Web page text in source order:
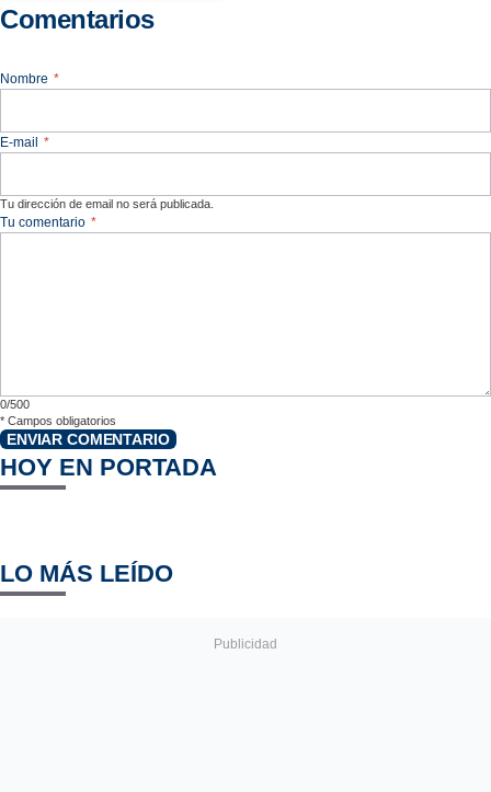
Comentarios
Nombre *
E-mail *
Tu dirección de email no será publicada.
Tu comentario *
0/500
* Campos obligatorios
ENVIAR COMENTARIO
HOY EN PORTADA
LO MÁS LEÍDO